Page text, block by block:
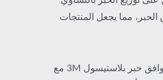
الحبر، مما يجعل المنتجات
كعلامة تجارية معروفة في مجال الأحبار، يتوافق حبر بلاستيسول 3M مع